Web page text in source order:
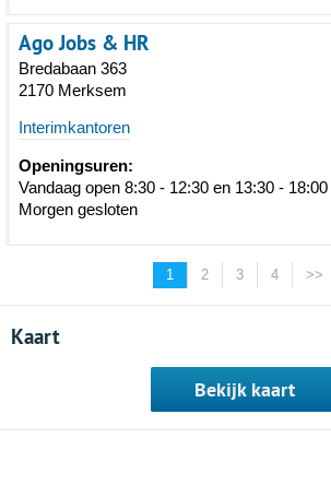
Ago Jobs & HR
Bredabaan 363
2170 Merksem
Interimkantoren
Openingsuren:
Vandaag open 8:30 - 12:30 en 13:30 - 18:00
Morgen gesloten
1 2 3 4 >>
Kaart
Bekijk kaart